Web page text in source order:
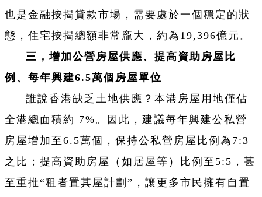
也是金融按揭貸款市場，需要處於一個穩定的狀
態，住宅按揭總額非常龐大，約為19,396億元。
三，增加公營房屋供應、提高資助房屋比
例、每年興建6.5萬個房屋單位
誰說香港缺乏土地供應？本港房屋用地僅佔
全港總面積約 7%。因此，建議每年興建公私營
房屋增加至6.5萬個，保持公私營房屋比例為7:3
之比；提高資助房屋（如居屋等）比例至5:5，甚
至重推“租者置其屋計劃”，讓更多市民擁有自置